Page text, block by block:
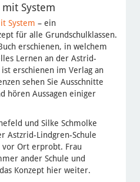
System
System – ein
für alle Grundschulklassen.
erschienen, in welchem
Lernen an der Astrid-
erschienen im Verlag an
sehen Sie Ausschnitte
hören Aussagen einiger
und Silke Schmolke
Astzrid-Lindgren-Schule
Ort erprobt. Frau
ander Schule und
Konzept hier weiter.